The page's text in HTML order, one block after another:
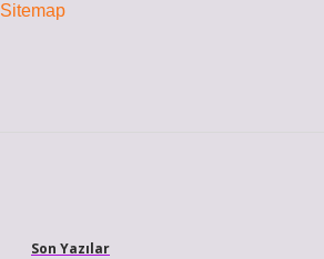
Sitemap
Son Yazılar